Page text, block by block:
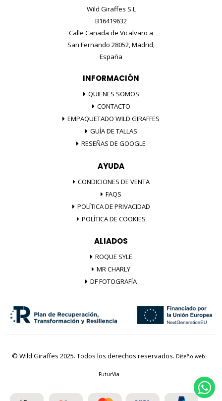
Wild Giraffes S.L
B16419632
Calle Cañada de Vicalvaro a
San Fernando 28052, Madrid,
España
INFORMACIÓN
QUIENES SOMOS
CONTACTO
EMPAQUETADO WILD GIRAFFES
GUÍA DE TALLAS
RESEÑAS DE GOOGLE
AYUDA
CONDICIONES DE VENTA
FAQS
POLÍTICA DE PRIVACIDAD
POLÍTICA DE COOKIES
ALIADOS
ROQUE SYLE
MR CHARLY
DF FOTOGRAFÍA
© Wild Giraffes 2025. Todos los derechos reservados. Diseño web:
FuturVia